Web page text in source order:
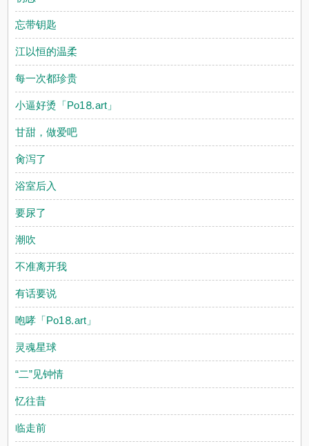
忘带钥匙
江以恒的温柔
每一次都珍贵
小逼好烫「Рo1⒏аrt」
甘甜，做爱吧
肏泻了
浴室后入
要尿了
潮吹
不准离开我
有话要说
咆哮「Рo1⒏аrt」
灵魂星球
“二”见钟情
忆往昔
临走前